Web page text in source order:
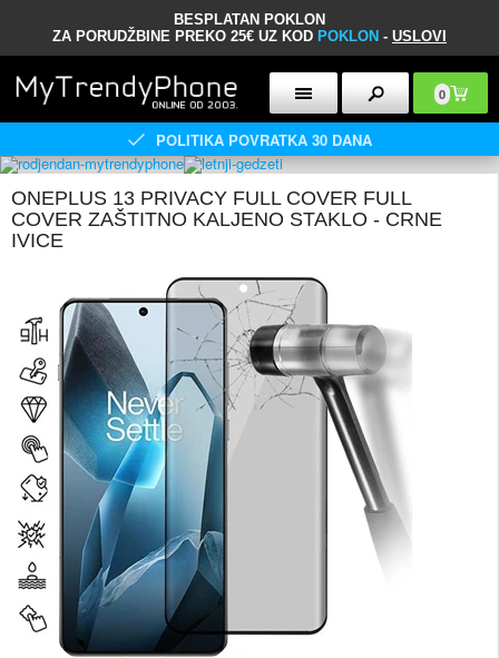
BESPLATAN POKLON
ZA PORUDŽBINE PREKO 25€ UZ KOD POKLON - USLOVI
0
POLITIKA POVRATKA 30 DANA
ONEPLUS 13 PRIVACY FULL COVER FULL
COVER ZAŠTITNO KALJENO STAKLO - CRNE
IVICE